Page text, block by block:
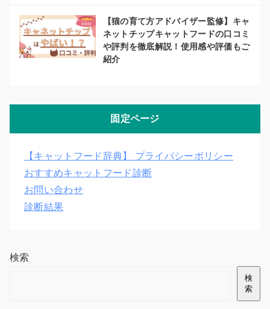
【猫の育て方アドバイザー監修】キャ
ネットチップキャットフードの口コミ
や評判を徹底解説！使用感や評価もご
紹介
固定ページ
【キャットフード辞典】 プライバシーポリシー
おすすめキャットフード診断
お問い合わせ
診断結果
検索
検
索